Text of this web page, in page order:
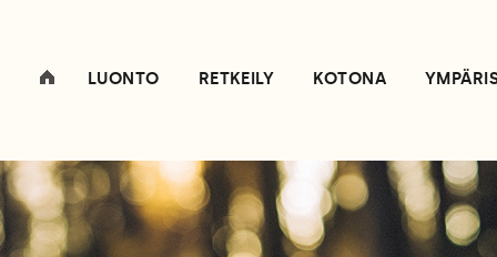
LUONTO RETKEILY KOTONA